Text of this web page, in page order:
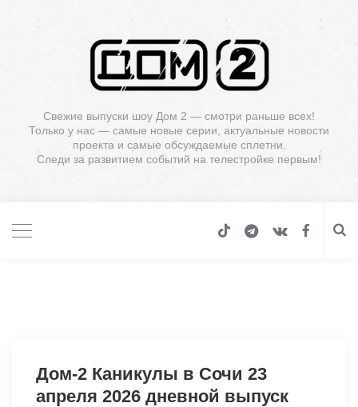
Свежие выпуски шоу Дом 2 — смотри раньше всех!
Только у нас — самые новые серии, актуальные новости
проекта и самые обсуждаемые сплетни.
Следи за развитием событий на телестройке первым!
Дом-2 Каникулы в Сочи 23
апреля 2026 дневной выпуск